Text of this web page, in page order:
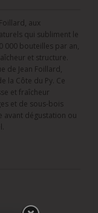
aux
qui subliment le
000 bouteilles par an,
et structure.
de Jean Foillard,
la Côte du Py. Ce
et fraîcheur
et de sous-bois
avant dégustation ou